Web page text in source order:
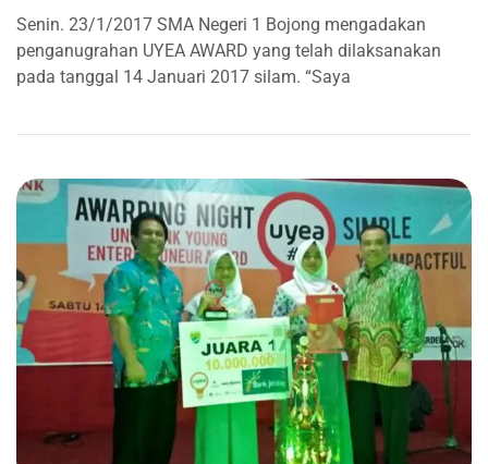
Menyambut
Penganugrahan
UYEA
Senin. 23/1/2017 SMA Negeri 1 Bojong mengadakan
penganugrahan UYEA AWARD yang telah dilaksanakan
pada tanggal 14 Januari 2017 silam. “Saya